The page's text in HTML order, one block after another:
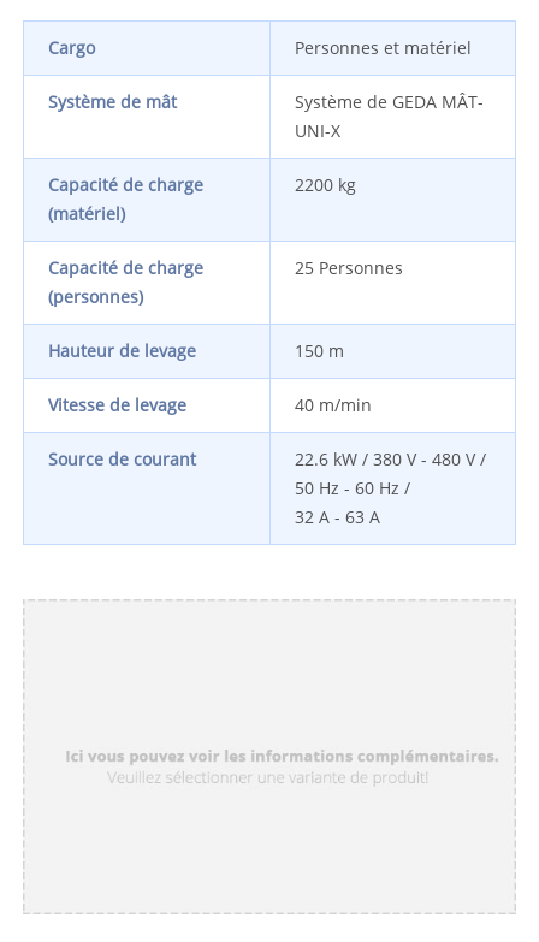
Cargo Personnes et matériel
Système de mât
Système de GEDA MÂT-
UNI-X
Capacité de charge
(matériel)
2200 kg
Capacité de charge
(personnes)
25 Personnes
Hauteur de levage 150 m
Vitesse de levage 40 m/min
Source de courant 22.6 kW/ 380 V- 480 V/
50 Hz - 60 Hz /
32 A - 63 A